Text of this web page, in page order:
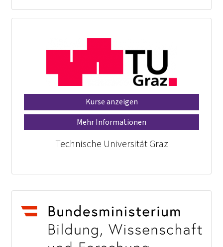
Kurse anzeigen
Mehr Informationen
Technische Universität Graz